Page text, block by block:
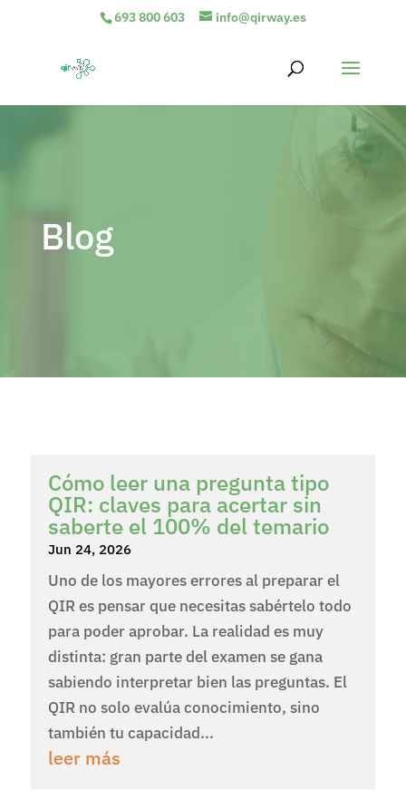
693 800 603 info@qirway.es
Blog
Cómo leer una pregunta tipo
QIR: claves para acertar sin
saberte el 100% del temario
Jun 24, 2026
Uno de los mayores errores al preparar el
QIR es pensar que necesitas sabértelo todo
para poder aprobar. La realidad es muy
distinta: gran parte del examen se gana
sabiendo interpretar bien las preguntas. El
QIR no solo evalúa conocimiento, sino
también tu capacidad...
leer más